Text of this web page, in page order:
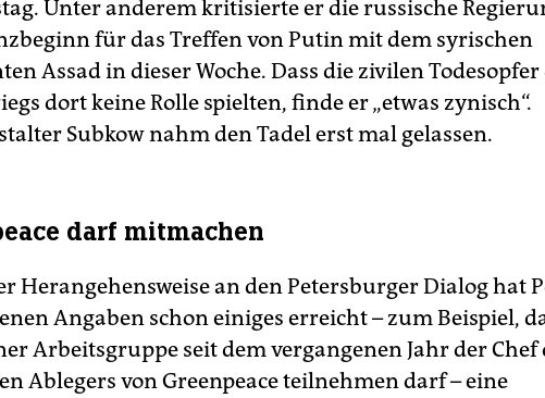
Unter anderem kritisierte er die russische
für das Treffen von Putin mit dem syrischen
Assad in dieser Woche. Dass die zivilen Todesopfer
dort keine Rolle spielten, finde er „etwas zynisch“.
Subkow nahm den Tadel erst mal gelassen.
darf mitmachen
Herangehensweise an den Petersburger Dialog hat
Angaben schon einiges erreicht – zum Beispiel,
Arbeitsgruppe seit dem vergangenen Jahr der Chef
Ablegers von Greenpeace teilnehmen darf – eine